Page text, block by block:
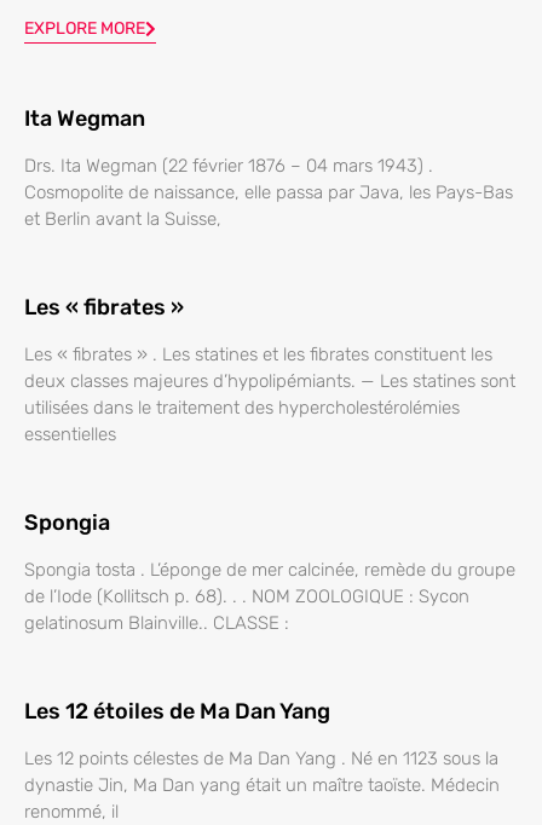
EXPLORE MORE
Ita Wegman
Drs. Ita Wegman (22 février 1876 – 04 mars 1943) .
Cosmopolite de naissance, elle passa par Java, les Pays-Bas
et Berlin avant la Suisse,
Les « fibrates »
Les « fibrates » . Les statines et les fibrates constituent les
deux classes majeures d’hypolipémiants. — Les statines sont
utilisées dans le traitement des hypercholestérolémies
essentielles
Spongia
Spongia tosta . L’éponge de mer calcinée, remède du groupe
de l’Iode (Kollitsch p. 68). . . NOM ZOOLOGIQUE : Sycon
gelatinosum Blainville.. CLASSE :
Les 12 étoiles de Ma Dan Yang
Les 12 points célestes de Ma Dan Yang . Né en 1123 sous la
dynastie Jin, Ma Dan yang était un maître taoïste. Médecin
renommé, il